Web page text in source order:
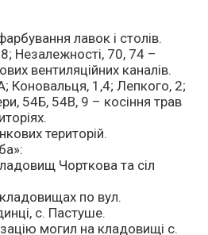
лавок і столів.
Незалежності, 70, 74 –
вентиляційних каналів.
Коновальця, 1,4; Лепкого, 2;
54Б, 54В, 9 – косіння трав
територій.
Чорткова та сіл
по вул.
с. Пастуше.
могил на кладовищі с.